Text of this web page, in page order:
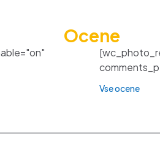
Ocene
Vse ocene